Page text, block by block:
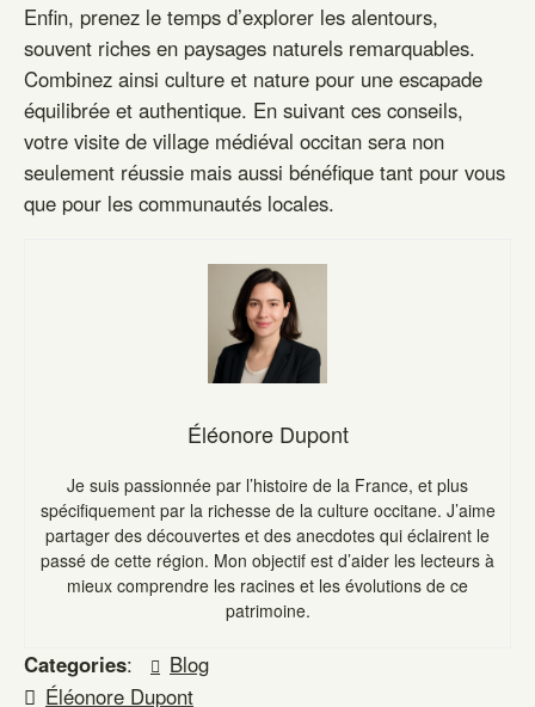
Enfin, prenez le temps d’explorer les alentours,
souvent riches en paysages naturels remarquables.
Combinez ainsi culture et nature pour une escapade
équilibrée et authentique. En suivant ces conseils,
votre visite de village médiéval occitan sera non
seulement réussie mais aussi bénéfique tant pour vous
que pour les communautés locales.
Éléonore Dupont
Je suis passionnée par l’histoire de la France, et plus
spécifiquement par la richesse de la culture occitane. J’aime
partager des découvertes et des anecdotes qui éclairent le
passé de cette région. Mon objectif est d’aider les lecteurs à
mieux comprendre les racines et les évolutions de ce
patrimoine.
Categories:
Blog
Éléonore Dupont